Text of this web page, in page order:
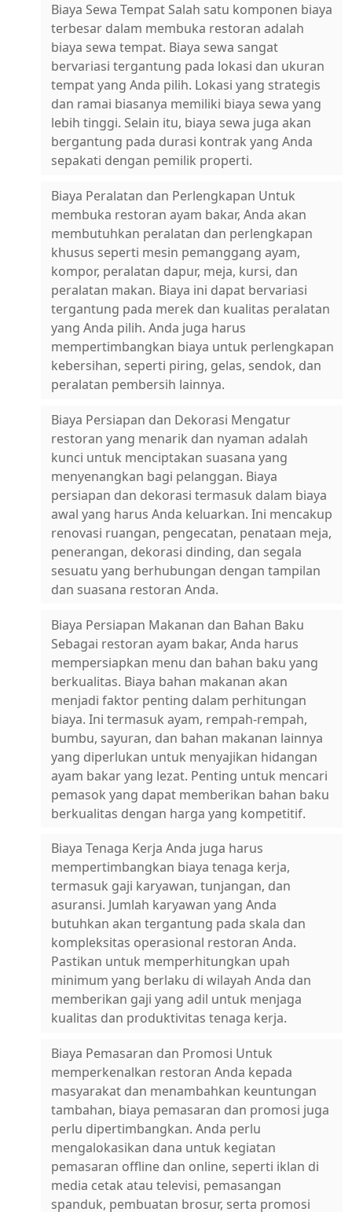
Biaya Sewa Tempat Salah satu komponen biaya
terbesar dalam membuka restoran adalah
biaya sewa tempat. Biaya sewa sangat
bervariasi tergantung pada lokasi dan ukuran
tempat yang Anda pilih. Lokasi yang strategis
dan ramai biasanya memiliki biaya sewa yang
lebih tinggi. Selain itu, biaya sewa juga akan
bergantung pada durasi kontrak yang Anda
sepakati dengan pemilik properti.
Biaya Peralatan dan Perlengkapan Untuk
membuka restoran ayam bakar, Anda akan
membutuhkan peralatan dan perlengkapan
khusus seperti mesin pemanggang ayam,
kompor, peralatan dapur, meja, kursi, dan
peralatan makan. Biaya ini dapat bervariasi
tergantung pada merek dan kualitas peralatan
yang Anda pilih. Anda juga harus
mempertimbangkan biaya untuk perlengkapan
kebersihan, seperti piring, gelas, sendok, dan
peralatan pembersih lainnya.
Biaya Persiapan dan Dekorasi Mengatur
restoran yang menarik dan nyaman adalah
kunci untuk menciptakan suasana yang
menyenangkan bagi pelanggan. Biaya
persiapan dan dekorasi termasuk dalam biaya
awal yang harus Anda keluarkan. Ini mencakup
renovasi ruangan, pengecatan, penataan meja,
penerangan, dekorasi dinding, dan segala
sesuatu yang berhubungan dengan tampilan
dan suasana restoran Anda.
Biaya Persiapan Makanan dan Bahan Baku
Sebagai restoran ayam bakar, Anda harus
mempersiapkan menu dan bahan baku yang
berkualitas. Biaya bahan makanan akan
menjadi faktor penting dalam perhitungan
biaya. Ini termasuk ayam, rempah-rempah,
bumbu, sayuran, dan bahan makanan lainnya
yang diperlukan untuk menyajikan hidangan
ayam bakar yang lezat. Penting untuk mencari
pemasok yang dapat memberikan bahan baku
berkualitas dengan harga yang kompetitif.
Biaya Tenaga Kerja Anda juga harus
mempertimbangkan biaya tenaga kerja,
termasuk gaji karyawan, tunjangan, dan
asuransi. Jumlah karyawan yang Anda
butuhkan akan tergantung pada skala dan
kompleksitas operasional restoran Anda.
Pastikan untuk memperhitungkan upah
minimum yang berlaku di wilayah Anda dan
memberikan gaji yang adil untuk menjaga
kualitas dan produktivitas tenaga kerja.
Biaya Pemasaran dan Promosi Untuk
memperkenalkan restoran Anda kepada
masyarakat dan menambahkan keuntungan
tambahan, biaya pemasaran dan promosi juga
perlu dipertimbangkan. Anda perlu
mengalokasikan dana untuk kegiatan
pemasaran offline dan online, seperti iklan di
media cetak atau televisi, pemasangan
spanduk, pembuatan brosur, serta promosi